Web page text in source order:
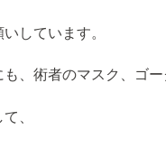
しています。
も、術者のマスク、ゴ
、